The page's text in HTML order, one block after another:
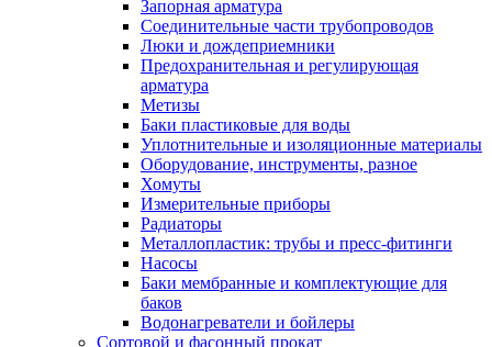
Запорная арматура
Соединительные части трубопроводов
Люки и дождеприемники
Предохранительная и регулирующая
арматура
Метизы
Баки пластиковые для воды
Уплотнительные и изоляционные материалы
Оборудование, инструменты, разное
Хомуты
Измерительные приборы
Радиаторы
Металлопластик: трубы и пресс-фитинги
Насосы
Баки мембранные и комплектующие для
баков
Водонагреватели и бойлеры
Сортовой и фасонный прокат